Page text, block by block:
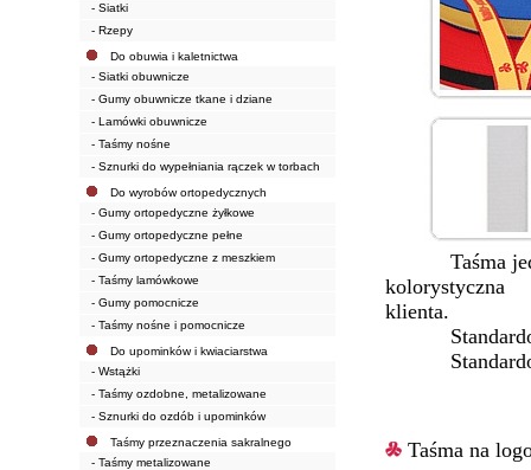
- Siatki
- Rzepy
Do obuwia i kaletnictwa
- Siatki obuwnicze
- Gumy obuwnicze tkane i dziane
- Lamówki obuwnicze
- Taśmy nośne
- Sznurki do wypełniania rączek w torbach
Do wyrobów ortopedycznych
- Gumy ortopedyczne żyłkowe
- Gumy ortopedyczne pełne
- Gumy ortopedyczne z meszkiem
- Taśmy lamówkowe
- Gumy pomocnicze
- Taśmy nośne i pomocnicze
Do upominków i kwiaciarstwa
- Wstążki
- Taśmy ozdobne, metalizowane
- Sznurki do ozdób i upominków
Taśmy przeznaczenia sakralnego
- Taśmy metalizowane
Taśma
kolorystyczna
klienta.
Taśma na